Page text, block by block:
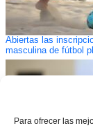
Para ofrecer las
Abiertas las
masculina de fútbol